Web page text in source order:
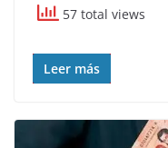
57 total views
Leer más